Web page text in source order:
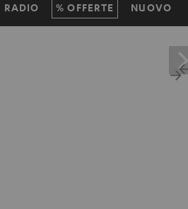
RADIO OFFERTE NUOVO